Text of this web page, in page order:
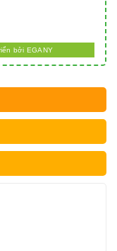
bởi EGANY